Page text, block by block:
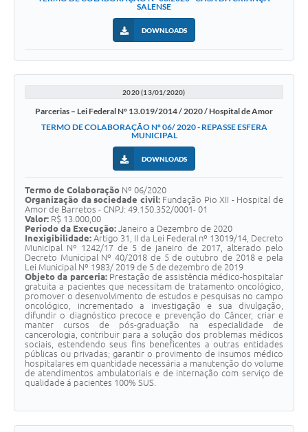
SALENSE
DOWNLOADS
2020 (13/01/2020)
Parcerias – Lei Federal Nº 13.019/2014 / 2020 / Hospital de Amor
TERMO DE COLABORAÇÃO Nº 06/ 2020 - REPASSE ESFERA
MUNICIPAL
DOWNLOADS
Termo de Colaboração Nº 06/2020
Organização da sociedade civil: Fundação Pio XII - Hospital de
Amor de Barretos - CNPJ: 49.150.352/0001- 01
Valor: R$ 13.000,00
Período da Execução: Janeiro a Dezembro de 2020
Inexigibilidade: Artigo 31, II da Lei Federal nº 13019/14, Decreto
Municipal Nº 1242/17 de 5 de janeiro de 2017, alterado pelo
Decreto Municipal Nº 40/2018 de 5 de outubro de 2018 e pela
Lei Municipal Nº 1983/ 2019 de 5 de dezembro de 2019
Objeto da parceria:Prestação de assistência médico-hospitalar
gratuita a pacientes que necessitam de tratamento oncológico,
promover o desenvolvimento de estudos e pesquisas no campo
oncológico, incrementado a investigação e sua divulgação,
difundir o diagnóstico precoce e prevenção do Câncer, criar e
manter cursos de pós-graduação na especialidade de
cancerologia, contribuir para a solução dos problemas médicos
sociais, estendendo seus fins beneficentes a outras entidades
públicas ou privadas; garantir o provimento de insumos médico
hospitalares em quantidade necessária a manutenção do volume
de atendimentos ambulatoriais e de internação com serviço de
qualidade á pacientes 100% SUS.